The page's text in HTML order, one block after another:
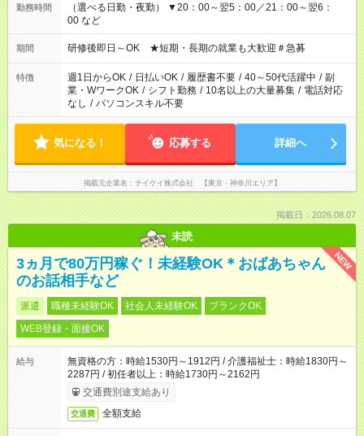
勤務時間
（選べる日勤・夜勤） ▼20：00～翌5：00／21：00～翌6：
00 など
期間 研修後即日～OK ★短期・長期の就業も大歓迎＃急募
特徴 週1日からOK / 日払いOK / 履歴書不要 / 40～50代活躍中 / 副
業・WワークOK / シフト勤務 / 10名以上の大量募集 / 電話対応
なし / パソコンスキル不要
気になる！ 応募する 詳細へ
掲載元企業名 テイケイ株式会社 【東京・神奈川エリア】
掲載日：2026.08.07
未読
NEW
3ヵ月で80万円稼ぐ！未経験OK＊おばあちゃん
のお話相手など
派遣 職種未経験OK 社会人未経験OK
ブランクOK
WEB登録・面接OK
給与
無資格の方：時給1530円～1912円 / 介護福祉士：時給1830円～
2287円 / 初任者以上：時給1730円～2162円
交通費別途支給あり
交通費 全額支給